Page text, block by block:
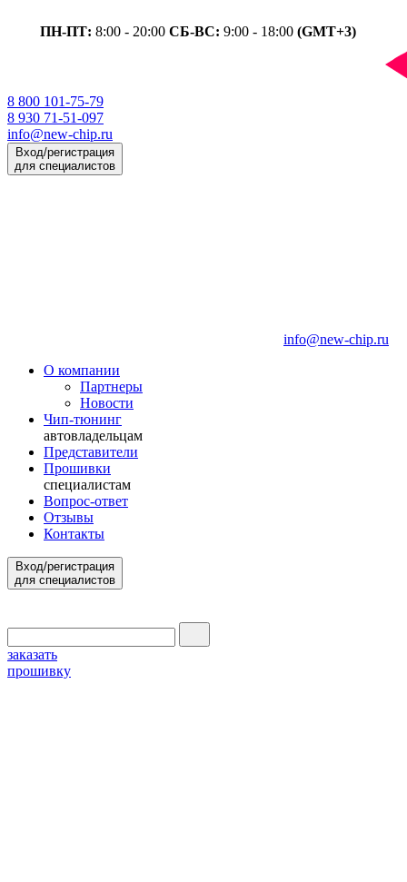
ПН-ПТ: 8:00 - 20:00 СБ-ВС: 9:00 - 18:00 (GMT+3)
8 800 101-75-79
8 930 71-51-097
info@new-chip.ru
Вход/регистрация
для специалистов
info@new-chip.ru
О компании
Партнеры
Новости
Чип-тюнинг
автовладельцам
Представители
Прошивки
специалистам
Вопрос-ответ
Отзывы
Контакты
Вход/регистрация
для специалистов
заказать
прошивку